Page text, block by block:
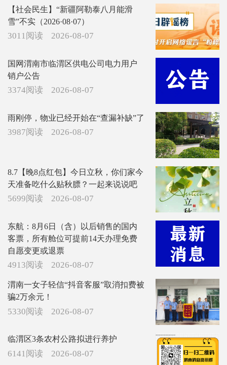
【社会民生】“新疆阿勒泰八月能滑
雪”不实（2026·08·07）
3011阅读 2026-08-07
国网渭南市临渭区供电公司电力用户
销户公告
3374阅读 2026-08-07
雨刚停，物业已经开始在“查漏补缺”了
3987阅读 2026-08-07
8.7【晚8点红包】今日立秋，你们家今
天准备吃什么贴秋膘？一起来说说吧
5699阅读 2026-08-07
东航：8月6日（含）以后销售的国内
客票，所有舱位可提前14天办理免费
自愿变更或退票
4913阅读 2026-08-07
渭南一女子轻信“抖音客服”取消扣费被
骗2万余元！
5330阅读 2026-08-07
临渭区3条农村公路拟进行养护
6141阅读 2026-08-07